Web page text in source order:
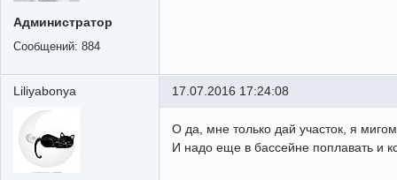
Администратор
Сообщений: 884
Liliyabonya 17.07.2016 17:24:08
О да, мне только дай участок, я
И надо еще в бассейне поплавать и